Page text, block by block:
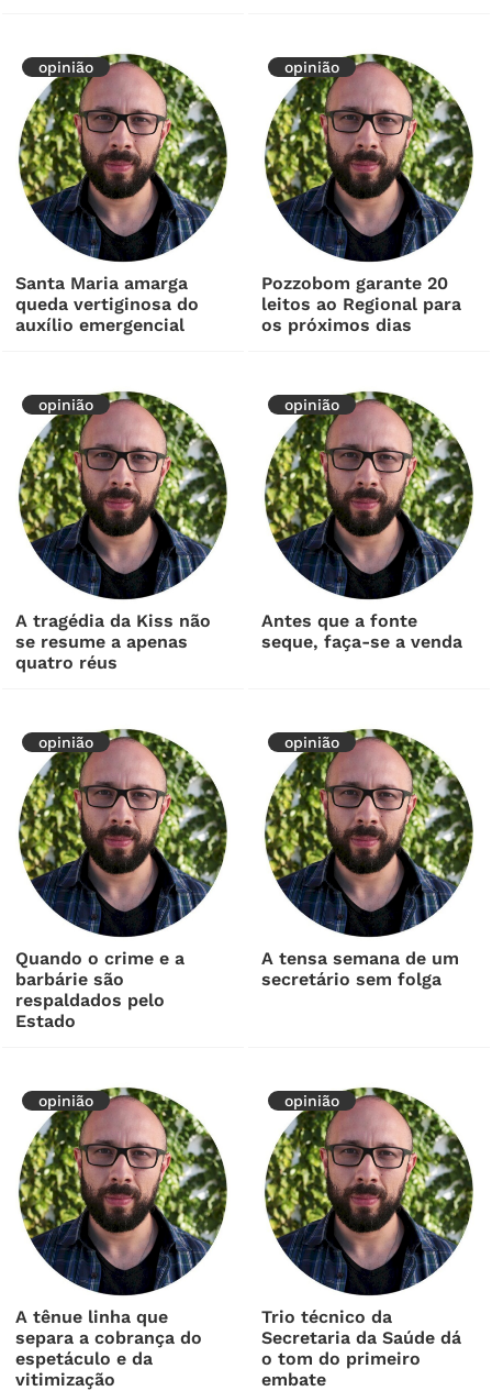
opinião
Santa Maria amarga
queda vertiginosa do
auxílio emergencial
opinião
Pozzobom garante 20
leitos ao Regional para
os próximos dias
opinião
A tragédia da Kiss não
se resume a apenas
quatro réus
opinião
Antes que a fonte
seque, faça-se a venda
opinião
Quando o crime e a
barbárie são
respaldados pelo
Estado
opinião
A tensa semana de um
secretário sem folga
opinião
A tênue linha que
separa a cobrança do
espetáculo e da
vitimização
opinião
Trio técnico da
Secretaria da Saúde dá
o tom do primeiro
embate